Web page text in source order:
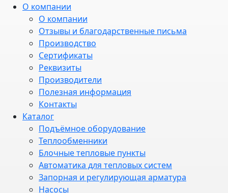
О компании
О компании
Отзывы и благодарственные письма
Производство
Сертификаты
Реквизиты
Производители
Полезная информация
Контакты
Каталог
Подъёмное оборудование
Теплообменники
Блочные тепловые пункты
Автоматика для тепловых систем
Запорная и регулирующая арматура
Насосы